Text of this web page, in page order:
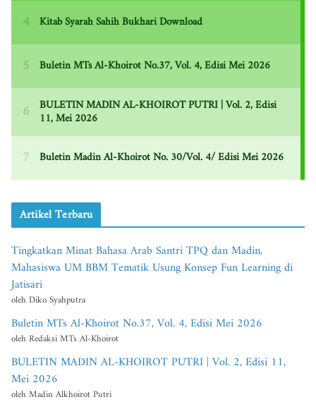
Artikel Terbaru
Tingkatkan Minat Bahasa Arab Santri TPQ dan Madin,
Mahasiswa UM BBM Tematik Usung Konsep Fun Learning di
Jatisari
oleh Diko Syahputra
Buletin MTs Al-Khoirot No.37, Vol. 4, Edisi Mei 2026
oleh Redaksi MTs Al-Khoirot
BULETIN MADIN AL-KHOIROT PUTRI | Vol. 2, Edisi 11,
Mei 2026
oleh Madin Alkhoirot Putri